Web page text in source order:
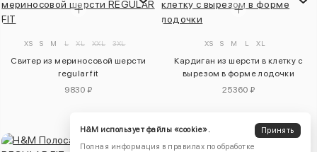
XS S M L XL XXL 3XL
Свитер из мериносовой шерсти
regular fit
9830 ₽
XS S M L XL
Кардиган из шерсти в клетку с
вырезом в форме лодочки
25360 ₽
H&M использует файлы «cookie».
Принять
Полная информация в правилах по обработке